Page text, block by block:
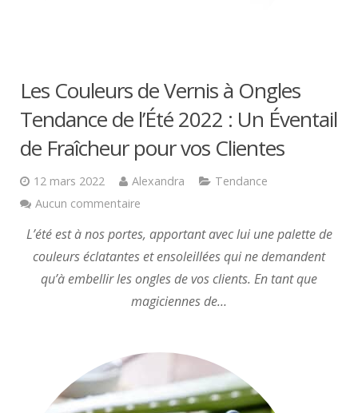
Les Couleurs de Vernis à Ongles
Tendance de l’Été 2022 : Un Éventail
de Fraîcheur pour vos Clientes
12 mars 2022 Alexandra
Tendance
Aucun commentaire
L’été est à nos portes, apportant avec lui une palette de
couleurs éclatantes et ensoleillées qui ne demandent
qu’à embellir les ongles de vos clients. En tant que
magiciennes de…